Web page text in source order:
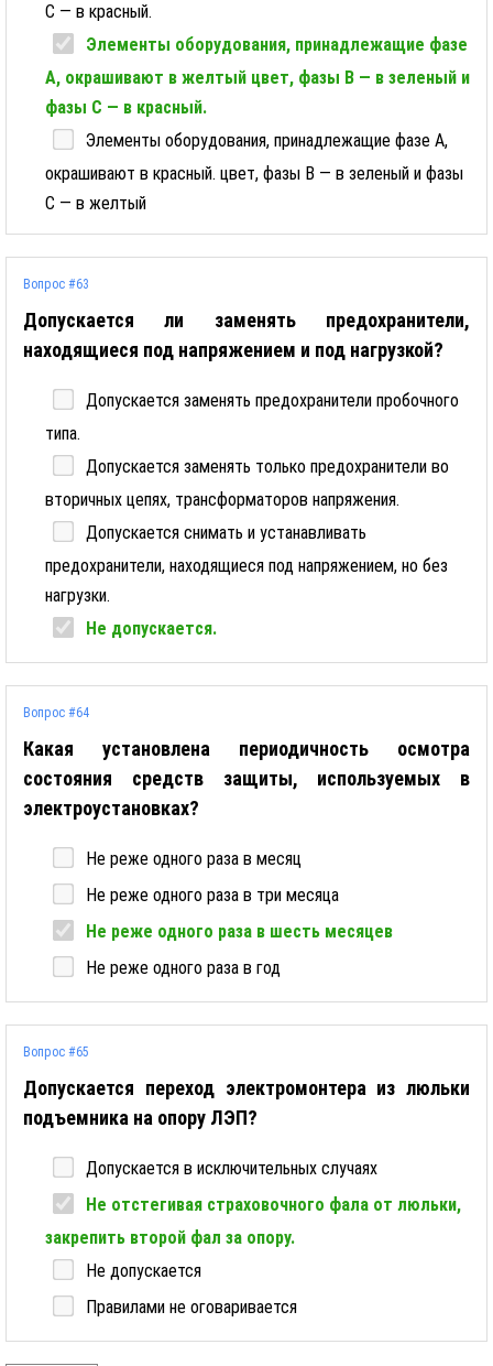
С — в красный.
Элементы оборудования, принадлежащие фазе
А, окрашивают в желтый цвет, фазы В — в зеленый и
фазы С — в красный.
Элементы оборудования, принадлежащие фазе А,
окрашивают в красный. цвет, фазы В — в зеленый и фазы
С — в желтый
Вопрос #63
Допускается ли заменять предохранители,
находящиеся под напряжением и под нагрузкой?
Допускается заменять предохранители пробочного
типа.
Допускается заменять только предохранители во
вторичных цепях, трансформаторов напряжения.
Допускается снимать и устанавливать
предохранители, находящиеся под напряжением, но без
нагрузки.
Не допускается.
Вопрос #64
Какая установлена периодичность осмотра
состояния средств защиты, используемых в
электроустановках?
Не реже одного раза в месяц
Не реже одного раза в три месяца
Не реже одного раза в шесть месяцев
Не реже одного раза в год
Вопрос #65
Допускается переход электромонтера из люльки
подъемника на опору ЛЭП?
Допускается в исключительных случаях
Не отстегивая страховочного фала от люльки,
закрепить второй фал за опору.
Не допускается
Правилами не оговаривается